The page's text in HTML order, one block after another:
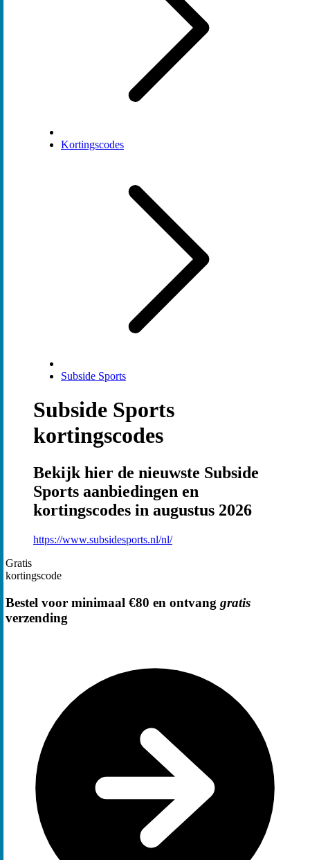
Kortingscodes
Subside Sports
Subside Sports
kortingscodes
Bekijk hier de nieuwste Subside
Sports aanbiedingen en
kortingscodes in augustus 2026
https://www.subsidesports.nl/nl/
Gratis
kortingscode
Bestel voor minimaal €80 en ontvang gratis
verzending